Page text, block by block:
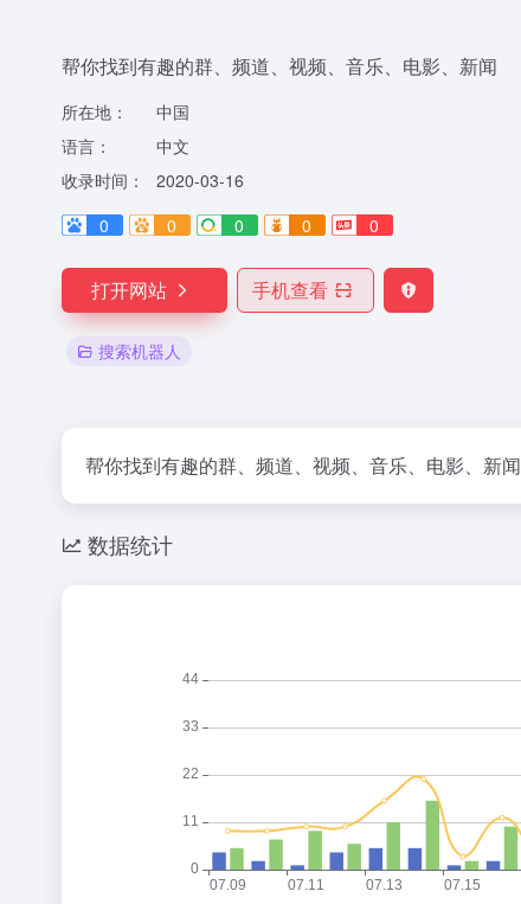
帮你找到有趣的群、频道、视频、音乐、电影、新闻
所在地：
中国
语言：
中文
收录时间：
2020-03-16
0
0 0 0 0
打开网站 手机查看
搜索机器人
帮你找到有趣的群、频道、视频、音乐、电影、新闻
数据统计